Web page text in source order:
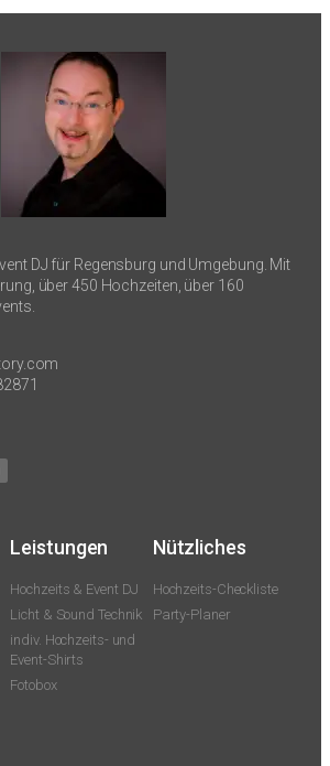
DJ für Regensburg und Umgebung. Mit
über 450 Hochzeiten, über 160
Leistungen
Hochzeits & Event DJ
Licht & Sound Technik
indiv. Hochzeits- und
Event-Shirts
Fotobox
Nützliches
Hochzeits-Checkliste
Party-Planer